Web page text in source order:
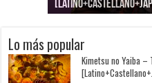
[1080p][Sub-
[1080p][Sub-
Lo más popular
Kimetsu no Yaiba